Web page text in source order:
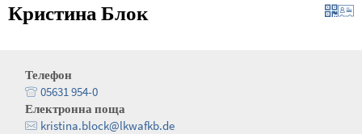
Кристина Блок
Телефон
05631 954-0
Електронна поща
kristina.block@lkwafkb.de